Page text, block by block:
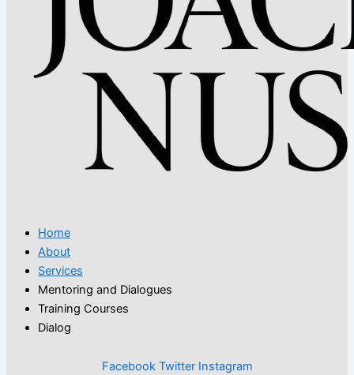
Home
About
Services
Mentoring and Dialogues
Training Courses
Dialog
Facebook Twitter Instagram